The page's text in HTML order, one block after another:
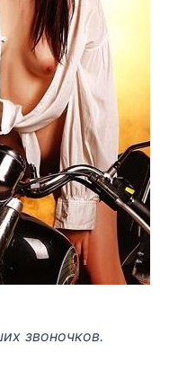
звоночков.